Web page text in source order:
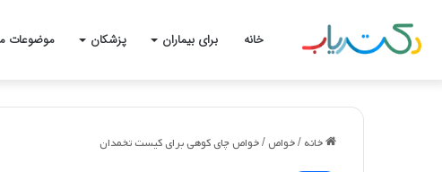
خانه برای بیماران پزشکان موضوعات
خانه /خواص/خواص چای کوهی برای کیست تخمدان